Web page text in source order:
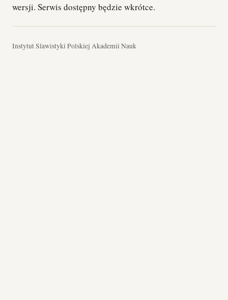
wersji. Serwis dostępny będzie wkrótce.
Instytut Slawistyki Polskiej Akademii Nauk